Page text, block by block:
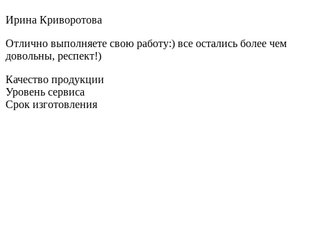
Ирина Криворотова
Отлично выполняете свою работу:) все остались более чем
довольны, респект!)
Качество продукции
Уровень сервиса
Срок изготовления